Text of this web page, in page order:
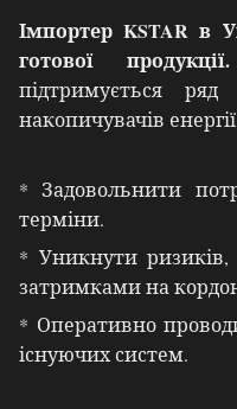
Імпортер KSTAR в
готової продукції.
підтримується
накопичувачів
* Задовольнити
терміни.
* Уникнути ризиків,
затримками на
* Оперативно
існуючих систем.